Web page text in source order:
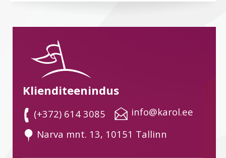
Klienditeenindus
(+372) 614 3085
info@karol.ee
Narva mnt. 13, 10151 Tallinn